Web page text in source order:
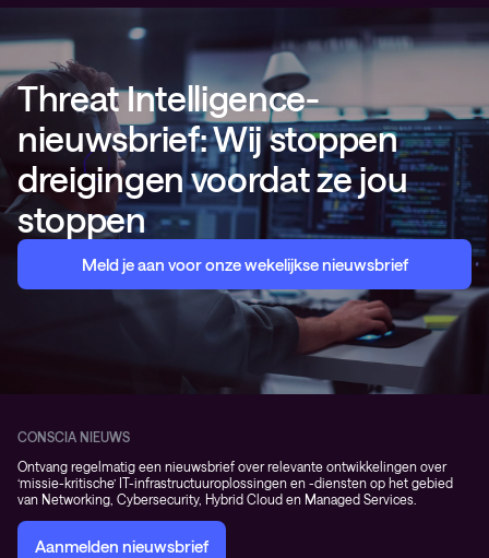
Threat Intelligence-
nieuwsbrief: Wij stoppen
dreigingen voordat ze jou
stoppen
Meld je aan voor onze wekelijkse nieuwsbrief
CONSCIA NIEUWS
Ontvang regelmatig een nieuwsbrief over relevante ontwikkelingen over
‘missie-kritische’ IT-infrastructuuroplossingen en -diensten op het gebied
van Networking, Cybersecurity, Hybrid Cloud en Managed Services.
Aanmelden nieuwsbrief